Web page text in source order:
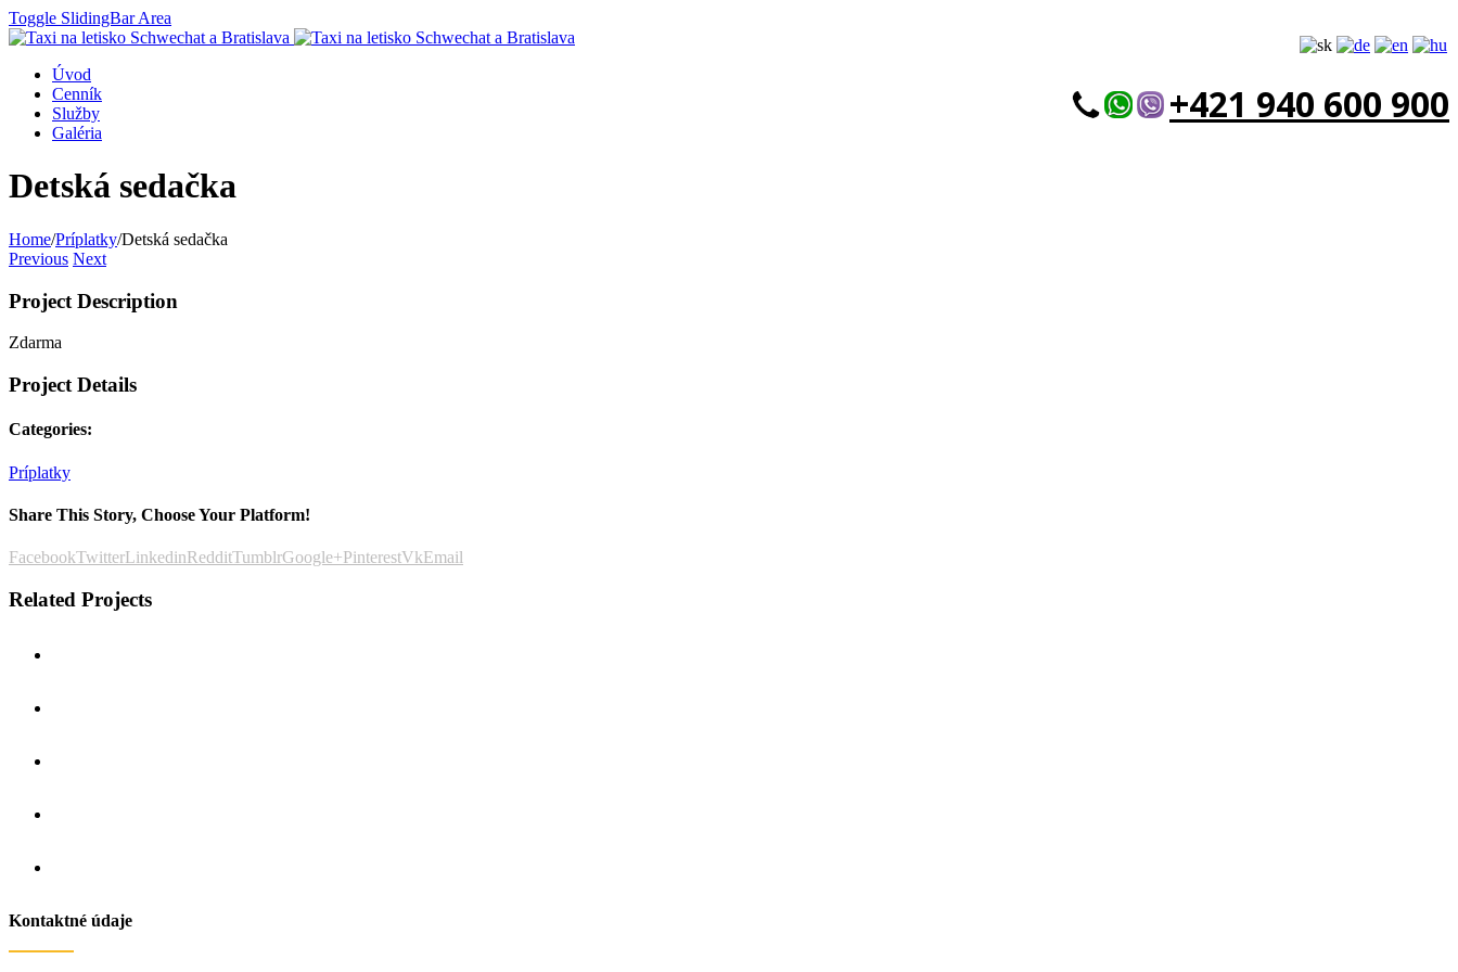
Toggle SlidingBar Area
+421 940 600 900
Úvod
Cenník
Služby
Galéria
Detská sedačka
Home/Príplatky/Detská sedačka
Previous Next
Project Description
Zdarma
Project Details
Categories:
Príplatky
Share This Story, Choose Your Platform!
FacebookTwitterLinkedinRedditTumblrGoogle+PinterestVkEmail
Related Projects
Kontaktné údaje